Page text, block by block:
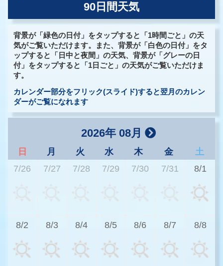
90日間天気
背景が「緑色の日付」をタップすると「1時間ごと」の天
気がご覧いただけます。また、背景が「白色の日付」をタ
ップすると「日中と夜間」の天気、背景が「グレーの日
付」をタップすると「1日ごと」の天気がご覧いただけま
す。
カレンダー部分をフリック(スライド)すると翌月のカレン
ダーがご覧になれます
2026年 08月
日 月 火 水 木 金
土
7/26
7/27 7/28 7/29 7/30 7/31 8/1
8/2 8/3 8/4 8/5 8/6 8/7 8/8